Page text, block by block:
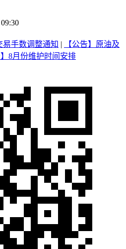
易手数调整通知 |
【公告】原油及
】8月份维护时间安排